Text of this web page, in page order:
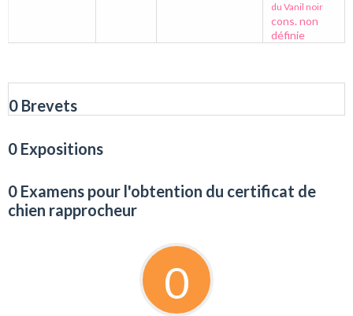
du Vanil noir
cons. non
définie
0 Brevets
0 Expositions
0 Examens pour l'obtention du certificat de
chien rapprocheur
0